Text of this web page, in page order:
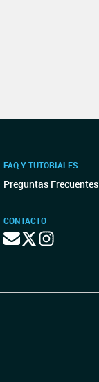
FAQ Y TUTORIALES
Preguntas Frecuentes
CONTACTO